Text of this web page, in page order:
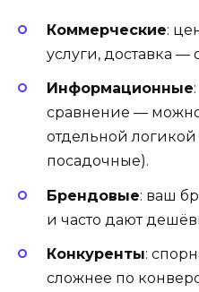
Коммерческие:
услуги, доставка —
Информационные
сравнение — можно
отдельной
посадочные).
Брендовые: ваш
и часто дают
Конкуренты:
сложнее по